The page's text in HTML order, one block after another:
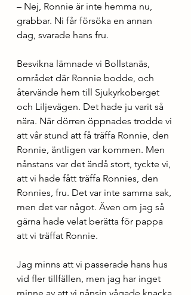
– Nej, Ronnie är inte hemma nu,
grabbar. Ni får försöka en annan
dag, svarade hans fru.
Besvikna lämnade vi Bollstanäs,
området där Ronnie bodde, och
återvände hem till Sjukyrkoberget
och Liljevägen. Det hade ju varit så
nära. När dörren öppnades trodde vi
att vår stund att få träffa Ronnie, den
Ronnie, äntligen var kommen. Men
nånstans var det ändå stort, tyckte vi,
att vi hade fått träffa Ronnies, den
Ronnies, fru. Det var inte samma sak,
men det var något. Även om jag så
gärna hade velat berätta för pappa
att vi träffat Ronnie.
Jag minns att vi passerade hans hus
vid fler tillfällen, men jag har inget